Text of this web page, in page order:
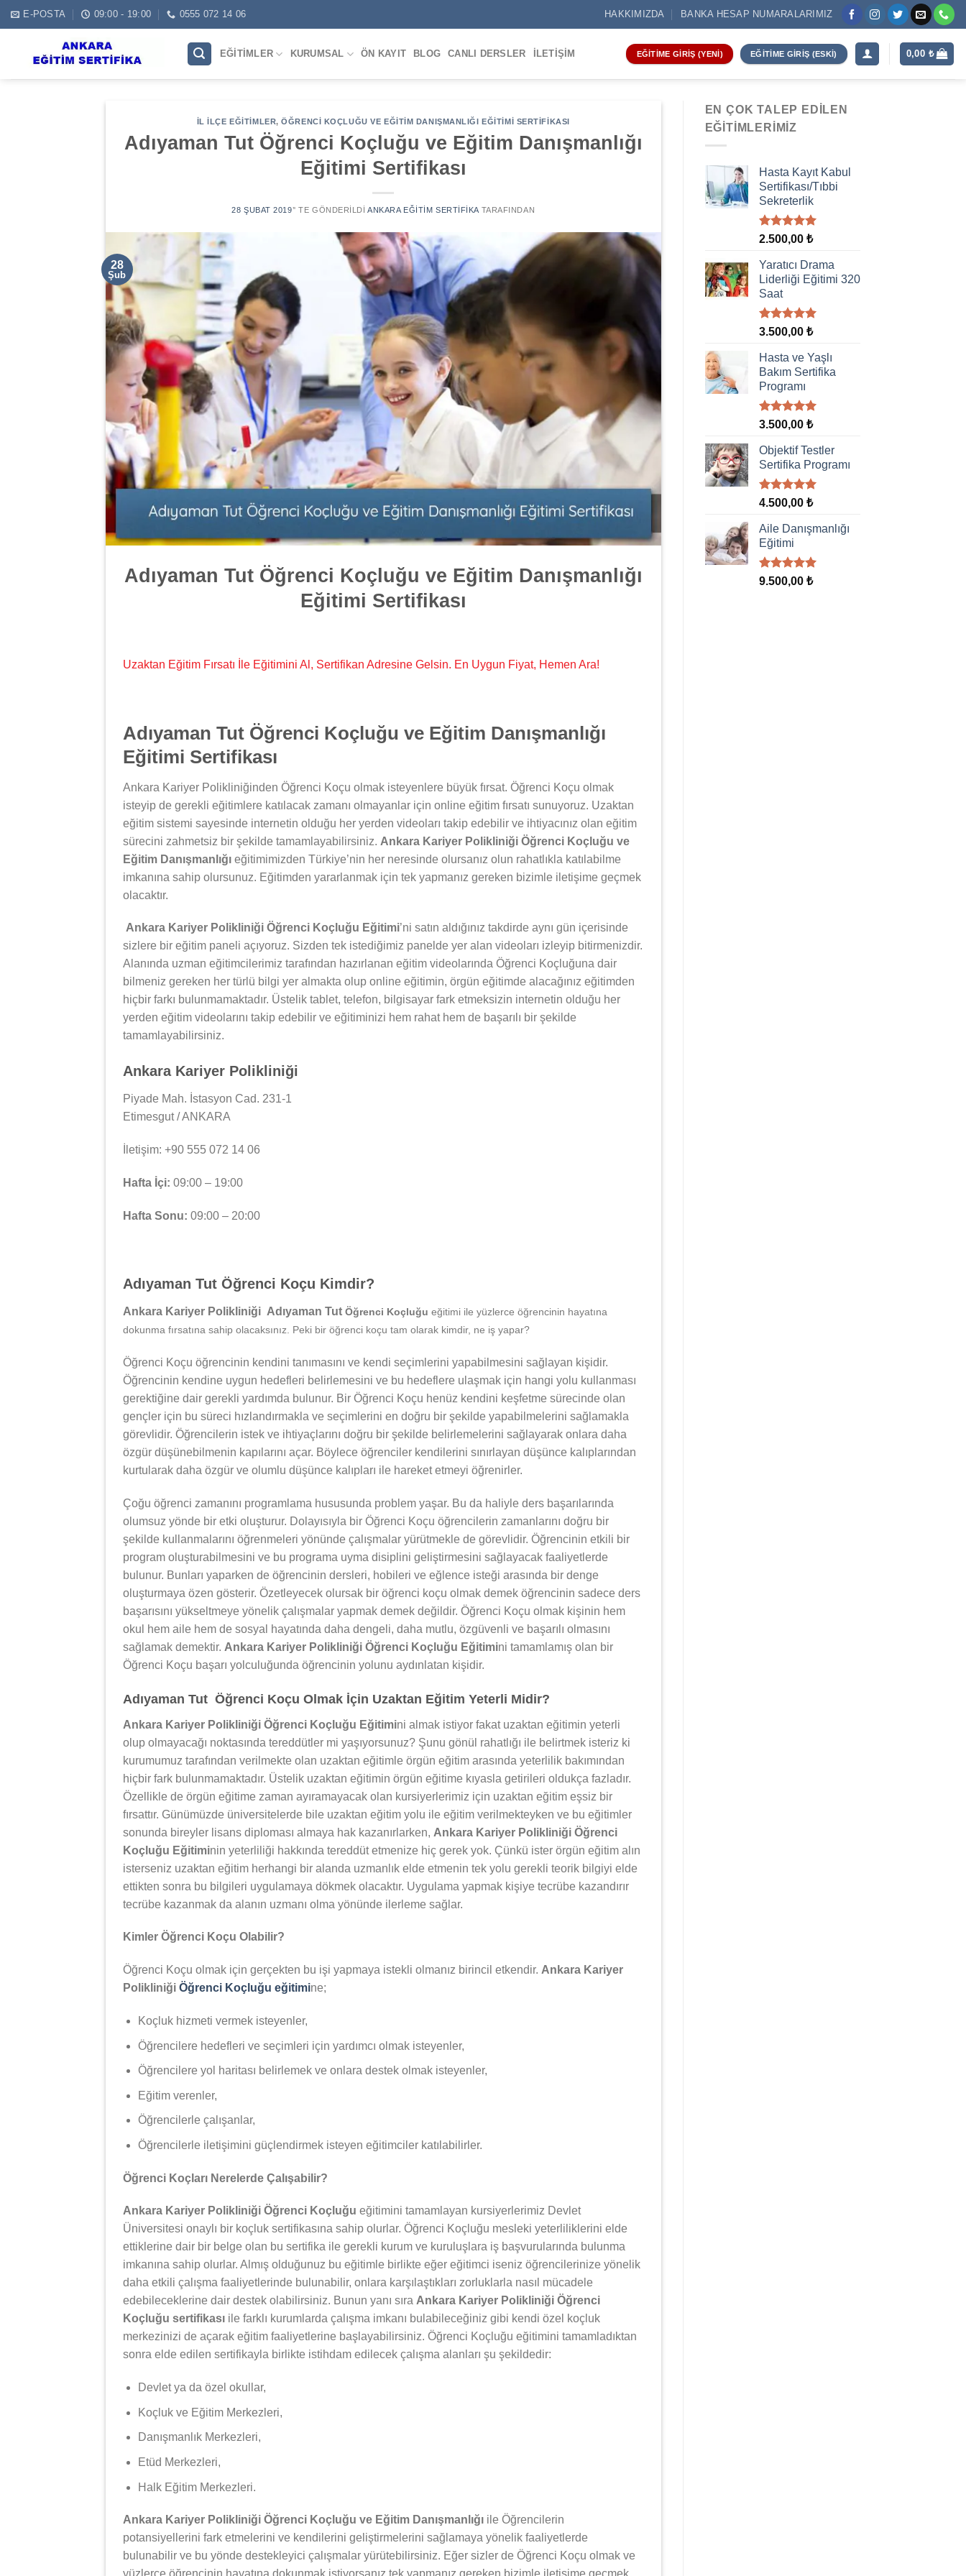
Skip
to
E-POSTA 09:00 - 19:00 0555 072 14 06 HAKKIMIZDA BANKA HESAP NUMARALARIMIZ
EĞITIMLER KURUMSAL ÖN KAYIT BLOG CANLI DERSLER İLETIŞIM EĞITIME GIRIŞ (YENI) EĞITIME GIRIŞ (ESKI) 0,00 ₺
İL İLÇE EĞITIMLER,ÖĞRENCI KOÇLUĞU VE EĞITIM DANIŞMANLIĞI EĞITIMI SERTIFIKASI
Adıyaman Tut Öğrenci Koçluğu ve Eğitim Danışmanlığı
Eğitimi Sertifikası
28 ŞUBAT 2019’' TE GÖNDERILDI ANKARA EĞITIM SERTIFIKA TARAFINDAN
28
Şub
Adıyaman Tut Öğrenci Koçluğu ve Eğitim Danışmanlığı
Eğitimi Sertifikası
Uzaktan Eğitim Fırsatı İle Eğitimini Al, Sertifikan Adresine Gelsin. En Uygun Fiyat, Hemen Ara!
Adıyaman Tut Öğrenci Koçluğu ve Eğitim Danışmanlığı
Eğitimi Sertifikası
Ankara Kariyer Polikliniğinden Öğrenci Koçu olmak isteyenlere büyük fırsat. Öğrenci Koçu olmak
isteyip de gerekli eğitimlere katılacak zamanı olmayanlar için online eğitim fırsatı sunuyoruz. Uzaktan
eğitim sistemi sayesinde internetin olduğu her yerden videoları takip edebilir ve ihtiyacınız olan eğitim
sürecini zahmetsiz bir şekilde tamamlayabilirsiniz. Ankara Kariyer Polikliniği Öğrenci Koçluğu ve
Eğitim Danışmanlığı eğitimimizden Türkiye’nin her neresinde olursanız olun rahatlıkla katılabilme
imkanına sahip olursunuz. Eğitimden yararlanmak için tek yapmanız gereken bizimle iletişime geçmek
olacaktır.
Ankara Kariyer Polikliniği Öğrenci Koçluğu Eğitimi’ni satın aldığınız takdirde aynı gün içerisinde
sizlere bir eğitim paneli açıyoruz. Sizden tek istediğimiz panelde yer alan videoları izleyip bitirmenizdir.
Alanında uzman eğitimcilerimiz tarafından hazırlanan eğitim videolarında Öğrenci Koçluğuna dair
bilmeniz gereken her türlü bilgi yer almakta olup online eğitimin, örgün eğitimde alacağınız eğitimden
hiçbir farkı bulunmamaktadır. Üstelik tablet, telefon, bilgisayar fark etmeksizin internetin olduğu her
yerden eğitim videolarını takip edebilir ve eğitiminizi hem rahat hem de başarılı bir şekilde
tamamlayabilirsiniz.
Ankara Kariyer Polikliniği
Piyade Mah. İstasyon Cad. 231-1
Etimesgut / ANKARA
İletişim: +90 555 072 14 06
Hafta İçi: 09:00 – 19:00
Hafta Sonu: 09:00 – 20:00
Adıyaman Tut Öğrenci Koçu Kimdir?
Ankara Kariyer Polikliniği Adıyaman Tut Öğrenci Koçluğu eğitimi ile yüzlerce öğrencinin hayatına
dokunma fırsatına sahip olacaksınız. Peki bir öğrenci koçu tam olarak kimdir, ne iş yapar?
Öğrenci Koçu öğrencinin kendini tanımasını ve kendi seçimlerini yapabilmesini sağlayan kişidir.
Öğrencinin kendine uygun hedefleri belirlemesini ve bu hedeflere ulaşmak için hangi yolu kullanması
gerektiğine dair gerekli yardımda bulunur. Bir Öğrenci Koçu henüz kendini keşfetme sürecinde olan
gençler için bu süreci hızlandırmakla ve seçimlerini en doğru bir şekilde yapabilmelerini sağlamakla
görevlidir. Öğrencilerin istek ve ihtiyaçlarını doğru bir şekilde belirlemelerini sağlayarak onlara daha
özgür düşünebilmenin kapılarını açar. Böylece öğrenciler kendilerini sınırlayan düşünce kalıplarından
kurtularak daha özgür ve olumlu düşünce kalıpları ile hareket etmeyi öğrenirler.
Çoğu öğrenci zamanını programlama hususunda problem yaşar. Bu da haliyle ders başarılarında
olumsuz yönde bir etki oluşturur. Dolayısıyla bir Öğrenci Koçu öğrencilerin zamanlarını doğru bir
şekilde kullanmalarını öğrenmeleri yönünde çalışmalar yürütmekle de görevlidir. Öğrencinin etkili bir
program oluşturabilmesini ve bu programa uyma disiplini geliştirmesini sağlayacak faaliyetlerde
bulunur. Bunları yaparken de öğrencinin dersleri, hobileri ve eğlence isteği arasında bir denge
oluşturmaya özen gösterir. Özetleyecek olursak bir öğrenci koçu olmak demek öğrencinin sadece ders
başarısını yükseltmeye yönelik çalışmalar yapmak demek değildir. Öğrenci Koçu olmak kişinin hem
okul hem aile hem de sosyal hayatında daha dengeli, daha mutlu, özgüvenli ve başarılı olmasını
sağlamak demektir. Ankara Kariyer Polikliniği Öğrenci Koçluğu Eğitimini tamamlamış olan bir
Öğrenci Koçu başarı yolculuğunda öğrencinin yolunu aydınlatan kişidir.
Adıyaman Tut Öğrenci Koçu Olmak İçin Uzaktan Eğitim Yeterli Midir?
Ankara Kariyer Polikliniği Öğrenci Koçluğu Eğitimini almak istiyor fakat uzaktan eğitimin yeterli
olup olmayacağı noktasında tereddütler mi yaşıyorsunuz? Şunu gönül rahatlığı ile belirtmek isteriz ki
kurumumuz tarafından verilmekte olan uzaktan eğitimle örgün eğitim arasında yeterlilik bakımından
hiçbir fark bulunmamaktadır. Üstelik uzaktan eğitimin örgün eğitime kıyasla getirileri oldukça fazladır.
Özellikle de örgün eğitime zaman ayıramayacak olan kursiyerlerimiz için uzaktan eğitim eşsiz bir
fırsattır. Günümüzde üniversitelerde bile uzaktan eğitim yolu ile eğitim verilmekteyken ve bu eğitimler
sonunda bireyler lisans diploması almaya hak kazanırlarken, Ankara Kariyer Polikliniği Öğrenci
Koçluğu Eğitiminin yeterliliği hakkında tereddüt etmenize hiç gerek yok. Çünkü ister örgün eğitim alın
isterseniz uzaktan eğitim herhangi bir alanda uzmanlık elde etmenin tek yolu gerekli teorik bilgiyi elde
ettikten sonra bu bilgileri uygulamaya dökmek olacaktır. Uygulama yapmak kişiye tecrübe kazandırır
tecrübe kazanmak da alanın uzmanı olma yönünde ilerleme sağlar.
Kimler Öğrenci Koçu Olabilir?
Öğrenci Koçu olmak için gerçekten bu işi yapmaya istekli olmanız birincil etkendir. Ankara Kariyer
Polikliniği Öğrenci Koçluğu eğitimine;
Koçluk hizmeti vermek isteyenler,
Öğrencilere hedefleri ve seçimleri için yardımcı olmak isteyenler,
Öğrencilere yol haritası belirlemek ve onlara destek olmak isteyenler,
Eğitim verenler,
Öğrencilerle çalışanlar,
Öğrencilerle iletişimini güçlendirmek isteyen eğitimciler katılabilirler.
Öğrenci Koçları Nerelerde Çalışabilir?
Ankara Kariyer Polikliniği Öğrenci Koçluğu eğitimini tamamlayan kursiyerlerimiz Devlet
Üniversitesi onaylı bir koçluk sertifikasına sahip olurlar. Öğrenci Koçluğu mesleki yeterliliklerini elde
ettiklerine dair bir belge olan bu sertifika ile gerekli kurum ve kuruluşlara iş başvurularında bulunma
imkanına sahip olurlar. Almış olduğunuz bu eğitimle birlikte eğer eğitimci iseniz öğrencilerinize yönelik
daha etkili çalışma faaliyetlerinde bulunabilir, onlara karşılaştıkları zorluklarla nasıl mücadele
edebileceklerine dair destek olabilirsiniz. Bunun yanı sıra Ankara Kariyer Polikliniği Öğrenci
Koçluğu sertifikası ile farklı kurumlarda çalışma imkanı bulabileceğiniz gibi kendi özel koçluk
merkezinizi de açarak eğitim faaliyetlerine başlayabilirsiniz. Öğrenci Koçluğu eğitimini tamamladıktan
sonra elde edilen sertifikayla birlikte istihdam edilecek çalışma alanları şu şekildedir:
Devlet ya da özel okullar,
Koçluk ve Eğitim Merkezleri,
Danışmanlık Merkezleri,
Etüd Merkezleri,
Halk Eğitim Merkezleri.
Ankara Kariyer Polikliniği Öğrenci Koçluğu ve Eğitim Danışmanlığı ile Öğrencilerin
potansiyellerini fark etmelerini ve kendilerini geliştirmelerini sağlamaya yönelik faaliyetlerde
bulunabilir ve bu yönde destekleyici çalışmalar yürütebilirsiniz. Eğer sizler de Öğrenci Koçu olmak ve
EN ÇOK TALEP EDILEN
EĞITIMLERIMIZ
Hasta Kayıt Kabul
Sertifikası/Tıbbi
Sekreterlik
5 üzerinden
oy
aldı
2.500,00 ₺
Yaratıcı Drama
Liderliği Eğitimi 320
Saat
5 üzerinden
oy
aldı
3.500,00 ₺
Hasta ve Yaşlı
Bakım Sertifika
Programı
5 üzerinden
oy
aldı
3.500,00 ₺
Objektif Testler
Sertifika Programı
5 üzerinden
oy
aldı
4.500,00 ₺
Aile Danışmanlığı
Eğitimi
5 üzerinden
oy
9.500,00 ₺